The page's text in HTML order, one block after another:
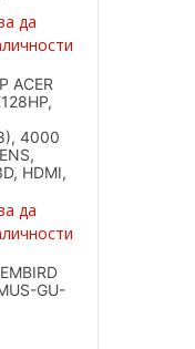
да
ACER
4000
HDMI,
да
GU-